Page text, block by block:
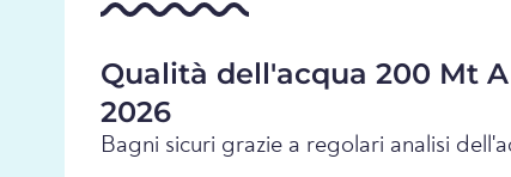
Qualità dell'acqua 200 Mt
2026
Bagni sicuri grazie a regolari analisi